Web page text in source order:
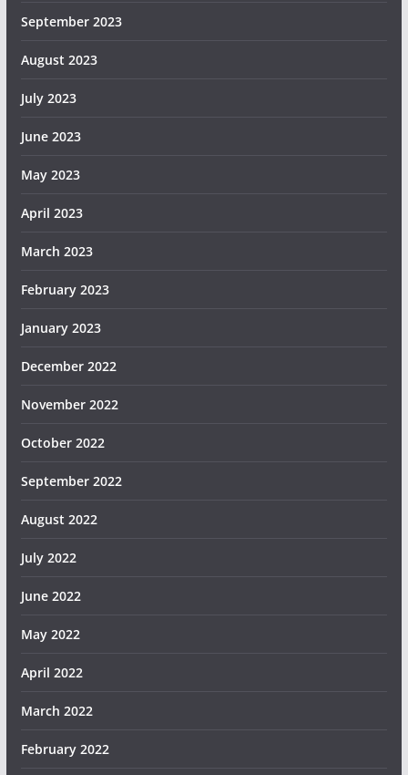
September 2023
August 2023
July 2023
June 2023
May 2023
April 2023
March 2023
February 2023
January 2023
December 2022
November 2022
October 2022
September 2022
August 2022
July 2022
June 2022
May 2022
April 2022
March 2022
February 2022